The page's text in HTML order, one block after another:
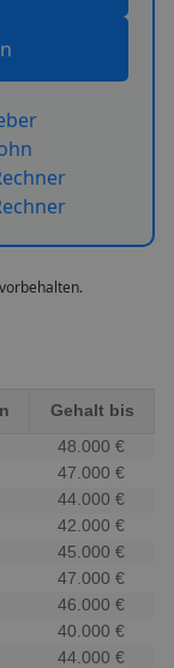
Gehalt bis
48.000 €
47.000 €
44.000 €
42.000 €
45.000 €
47.000 €
46.000 €
40.000 €
44.000 €